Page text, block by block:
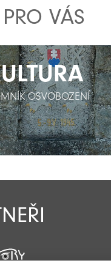
VÁS
OSVOBOZENÍ
OSVOBOZENÍ